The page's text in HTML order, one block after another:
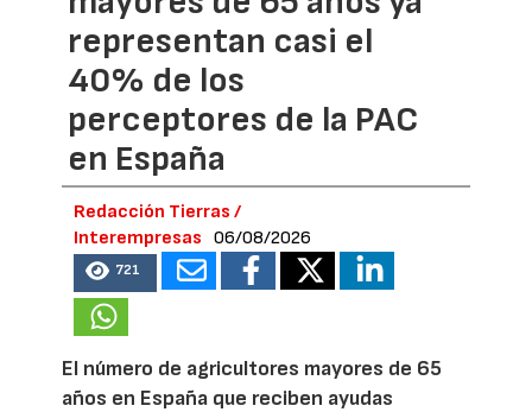
representan casi el
40% de los
perceptores de la PAC
en España
Redacción Tierras /
Interempresas
06/08/2026
721
El número de agricultores mayores de 65
años en España que reciben ayudas